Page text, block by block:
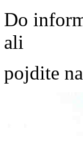
Do
ali
pojdite na